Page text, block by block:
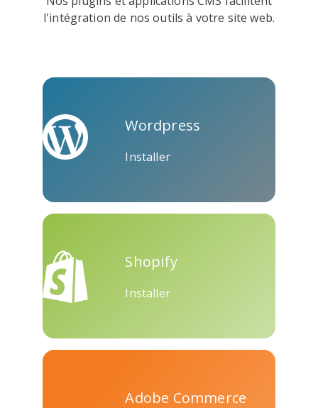
Teams
l'intégration de nos outils à votre site web.
Wordpress
Installer
Shopify
Installer
Adobe Commerce